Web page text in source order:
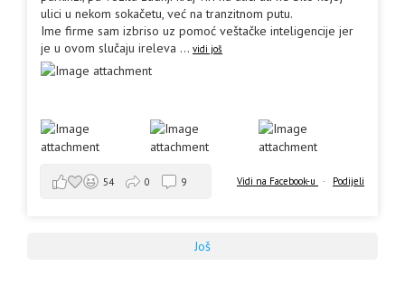
ulici u nekom sokačetu, već na tranzitnom putu.
Ime firme sam izbriso uz pomoć veštačke inteligencije jer
je u ovom slučaju ireleva ... vidi još
Vidi na Facebook-u · Podijeli
54 0 9
Još